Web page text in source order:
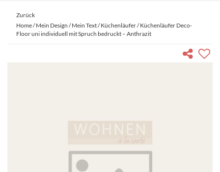
Zurück
Home/Mein Design / Mein Text/Küchenläufer/ Küchenläufer Deco-
Floor uni individuell mit Spruch bedruckt – Anthrazit